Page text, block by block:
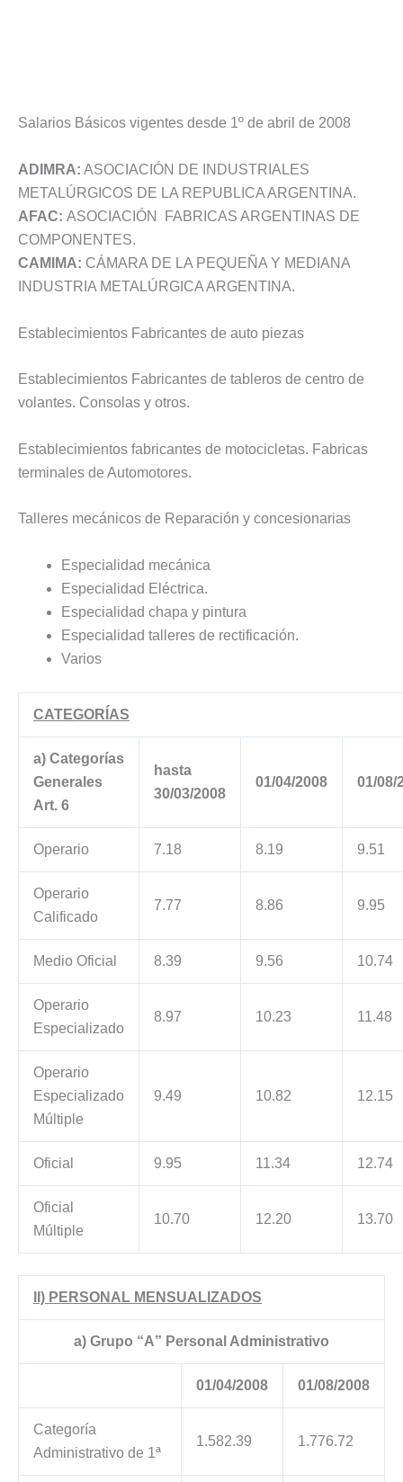
Salarios Básicos vigentes desde 1º de abril de 2008
ADIMRA: ASOCIACIÓN DE INDUSTRIALES
METALÚRGICOS DE LA REPUBLICA ARGENTINA.
AFAC: ASOCIACIÓN FABRICAS ARGENTINAS DE
COMPONENTES.
CAMIMA: CÁMARA DE LA PEQUEÑA Y MEDIANA
INDUSTRIA METALÚRGICA ARGENTINA.
Establecimientos Fabricantes de auto piezas
Establecimientos Fabricantes de tableros de centro de
volantes. Consolas y otros.
Establecimientos fabricantes de motocicletas. Fabricas
terminales de Automotores.
Talleres mecánicos de Reparación y concesionarias
Especialidad mecánica
Especialidad Eléctrica.
Especialidad chapa y pintura
Especialidad talleres de rectificación.
Varios
CATEGORÍAS
a) Categorías
Generales
Art. 6
hasta
30/03/2008
01/04/2008 01/08/
Operario 7.18 8.19 9.51
Operario
Calificado
7.77 8.86 9.95
Medio Oficial 8.39 9.56 10.74
Operario
Especializado
8.97 10.23 11.48
Operario
Especializado
Múltiple
9.49 10.82 12.15
Oficial 9.95 11.34 12.74
Oficial
Múltiple
10.70 12.20 13.70
II) PERSONAL MENSUALIZADOS
a) Grupo “A” Personal Administrativo
01/04/2008 01/08/2008
Categoría
Administrativo de 1ª
1.582.39 1.776.72